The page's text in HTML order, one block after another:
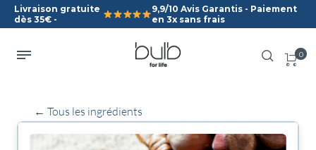
Livraison gratuite
dès 35€ -
9,9/10 Avis Garantis - Paiement
en 3x sans frais
0
← Tous les ingrédients